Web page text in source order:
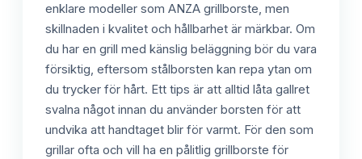
enklare modeller som ANZA grillborste, men
skillnaden i kvalitet och hållbarhet är märkbar. Om
du har en grill med känslig beläggning bör du vara
försiktig, eftersom stålborsten kan repa ytan om
du trycker för hårt. Ett tips är att alltid låta gallret
svalna något innan du använder borsten för att
undvika att handtaget blir för varmt. För den som
grillar ofta och vill ha en pålitlig grillborste för